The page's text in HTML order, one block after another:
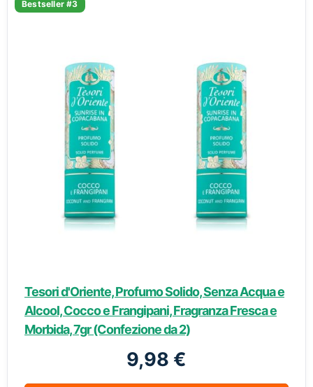
Bestseller #3
Tesori d'Oriente, Profumo Solido, Senza Acqua e
Alcool, Cocco e Frangipani, Fragranza Fresca e
Morbida, 7gr (Confezione da 2)
9,98 €